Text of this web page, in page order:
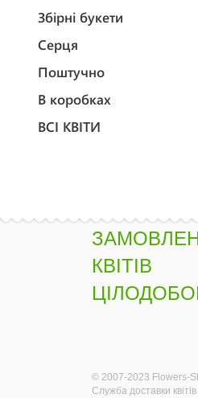
Збірні букети
Серця
Поштучно
В коробках
ВСІ КВІТИ
КВІТІВ
© 2007-2023 Flowers-
Служба доставки квітів